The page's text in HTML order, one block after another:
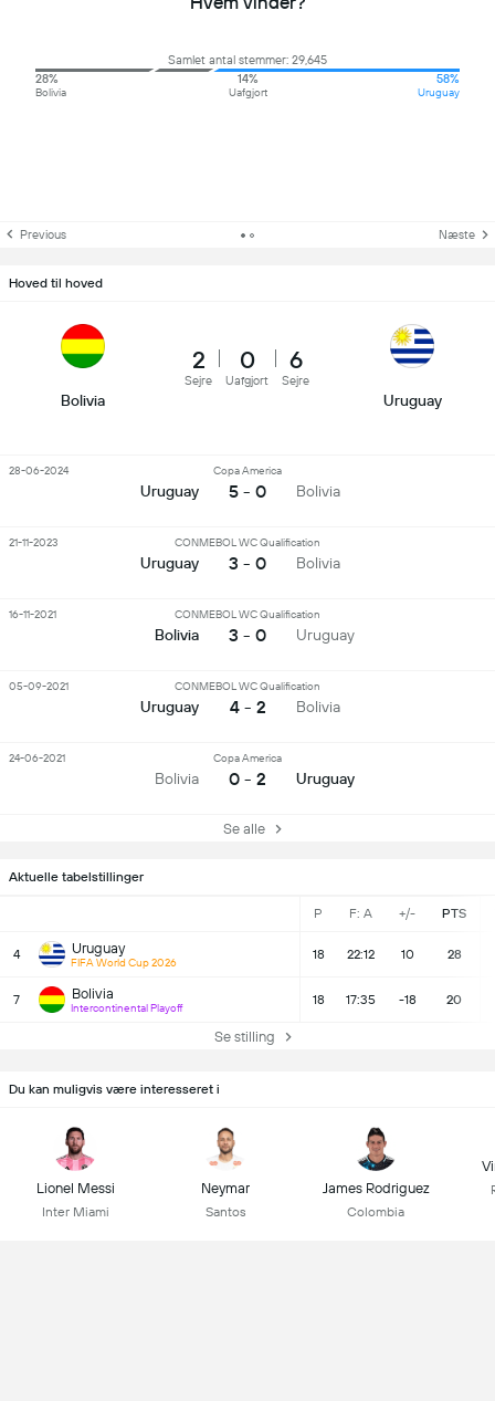
Aktuelle tabelstillinger
P F: A +/- PTS
4 Uruguay
FIFA World Cup 2026
18 22:12 10 28
7 Bolivia
Intercontinental Playoff
18 17:35 -18 20
Se stilling
Samlet antal stemmer: 29,645
28%
Bolivia
14%
Uafgjort
58%
Uruguay
Previous Næste
Hoved til hoved
Bolivia
2
Sejre
0
Uafgjort
6
Sejre
Uruguay
Uruguay
Copa America
5 - 0 Bolivia
28-06-2024
Uruguay
CONMEBOL WC Qualification
3 - 0 Bolivia
21-11-2023
Bolivia
CONMEBOL WC Qualification
3 - 0 Uruguay
16-11-2021
Uruguay
CONMEBOL WC Qualification
4 - 2 Bolivia
05-09-2021
Bolivia
Copa America
0 - 2 Uruguay
24-06-2021
Se alle
Du kan muligvis være interesseret i
Lionel Messi
Inter Miami
Neymar
Santos
James Rodriguez
Colombia